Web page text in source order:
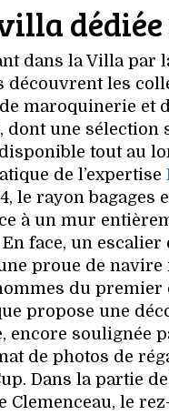
dans la Villa par
découvrent les
maroquinerie et
dont une sélection
tout au
de l’expertise
le rayon bagages
à un mur
face, un escalier
proue de navire
du premier
propose une
encore soulignée
de photos de
Dans la partie
Clemenceau, le